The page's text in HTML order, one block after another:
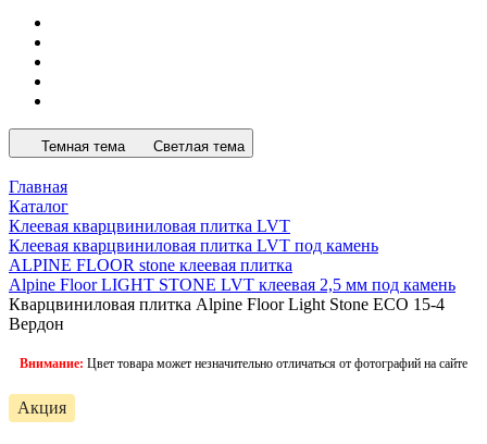
Темная тема Светлая тема
Главная
Каталог
Клеевая кварцвиниловая плитка LVT
Клеевая кварцвиниловая плитка LVT под камень
ALPINE FLOOR stone клеевая плитка
Alpine Floor LIGHT STONE LVT клеевая 2,5 мм под камень
Кварцвиниловая плитка Alpine Floor Light Stone ECO 15-4
Вердон
Внимание: Цвет товара может незначительно отличаться от фотографий на сайте
Акция